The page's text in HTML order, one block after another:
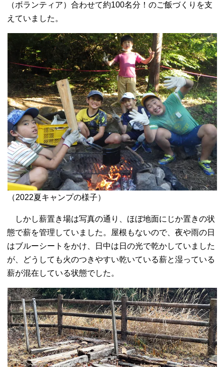
（ボランティア）合わせて約100名分！のご飯づくりを支
えていました。
（2022夏キャンプの様子）
しかし薪置き場は写真の通り、ほぼ地面にじか置きの状
態で薪を管理していました。屋根もないので、夜や雨の日
はブルーシートをかけ、日中は日の光で乾かしていました
が、どうしても火のつきやすい乾いている薪と湿っている
薪が混在している状態でした。